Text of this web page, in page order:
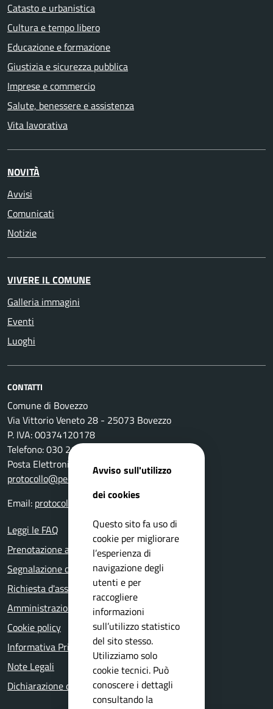
Catasto e urbanistica
Cultura e tempo libero
Educazione e formazione
Giustizia e sicurezza pubblica
Imprese e commercio
Salute, benessere e assistenza
Vita lavorativa
NOVITÀ
Avvisi
Comunicati
Notizie
VIVERE IL COMUNE
Galleria immagini
Eventi
Luoghi
CONTATTI
Comune di Bovezzo
Via Vittorio Veneto 28 - 25073 Bovezzo
P. IVA: 00374120178
Telefono: 030 2111 211
Posta Elettronica Certificata:
protocollo@pec.comune.bovezzo.bs.it
Email: protocollo@comune.bovezzo.bs.it
Leggi le FAQ
Prenotazione appuntamento
Segnalazione disservizio
Richiesta d'assistenza
Amministrazione trasparente
Cookie policy
Informativa Privacy
Note Legali
Dichiarazione di accessibilità
Avviso sull'utilizzo
dei cookies
Questo sito fa uso di
cookie per migliorare
l’esperienza di
navigazione degli
utenti e per
raccogliere
informazioni
sull’utilizzo statistico
del sito stesso.
Utilizziamo solo
cookie tecnici. Può
conoscere i dettagli
consultando la